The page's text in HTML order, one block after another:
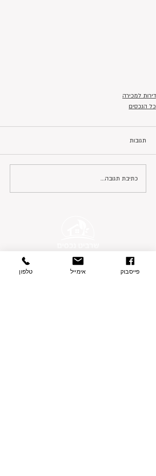
דירות למכירה
כל הנכסים
תגובות
כתיבת תגובה...
פרטי התקשרות
בצת 2, הוד השרון
טלפון אימייל פייסבוק